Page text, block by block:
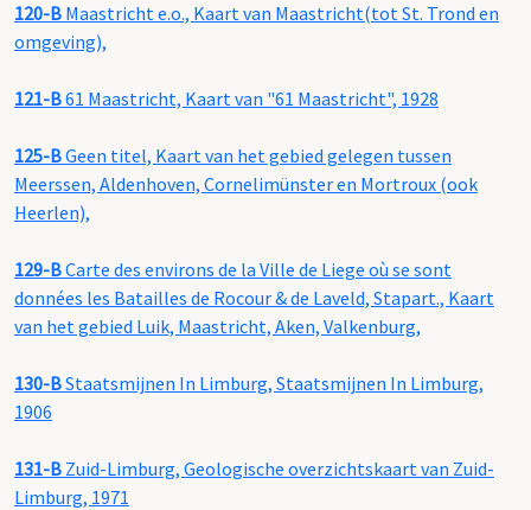
120-B Maastricht e.o., Kaart van Maastricht(tot St. Trond en
omgeving),
121-B61 Maastricht, Kaart van "61 Maastricht", 1928
125-BGeen titel, Kaart van het gebied gelegen tussen
Meerssen, Aldenhoven, Cornelimünster en Mortroux (ook
Heerlen),
129-BCarte des environs de la Ville de Liege où se sont
données les Batailles de Rocour & de Laveld, Stapart., Kaart
van het gebied Luik, Maastricht, Aken, Valkenburg,
130-BStaatsmijnen In Limburg, Staatsmijnen In Limburg,
1906
131-B Zuid-Limburg, Geologische overzichtskaart van Zuid-
Limburg, 1971